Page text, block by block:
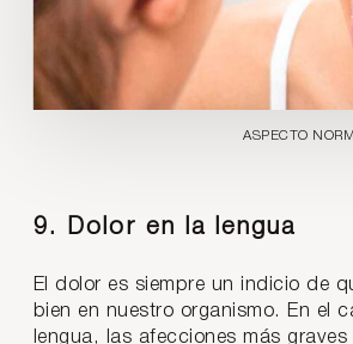
ASPECTO
9. Dolor en la lengua
El dolor es siempre un indicio de
bien en nuestro organismo. En el
lengua, las afecciones más graves